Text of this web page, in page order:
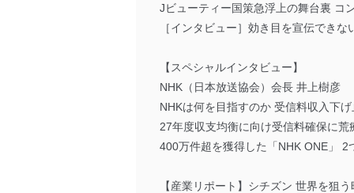
Jビューティー国策急浮上の舞台裏 コ
［インタビュー］効き目を宣伝でき
【スペシャルインタビュー】
NHK（日本放送協会）会長 井上樹彦
NHKは何を目指すのか 受信料収入下
27年度収支均衡に向け受信料確保に
400万件超を獲得した「NHK ONE」
【産業リポート】シチズン 世界を狙